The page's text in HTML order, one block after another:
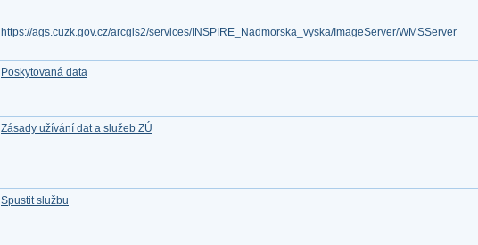
https://ags.cuzk.gov.cz/arcgis2/services/INSPIRE_Nadmorska_vyska/ImageServer/WMSServer
Poskytovaná data
Zásady užívání dat a služeb ZÚ
Spustit službu